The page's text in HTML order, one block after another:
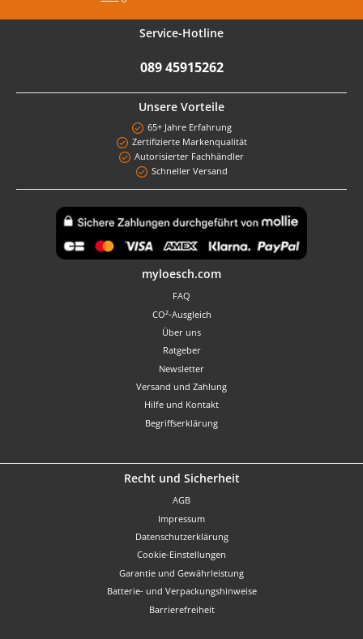
Service-Hotline
089 45915262
Unsere Vorteile
65+ Jahre Erfahrung
Zertifizierte Markenqualität
Autorisierter Fachhändler
Schneller Versand
myloesch.com
FAQ
CO²-Ausgleich
Über uns
Ratgeber
Newsletter
Versand und Zahlung
Hilfe und Kontakt
Begriffserklärung
Recht und Sicherheit
AGB
Impressum
Datenschutzerklärung
Cookie-Einstellungen
Garantie und Gewährleistung
Batterie- und Verpackungshinweise
Barrierefreiheit